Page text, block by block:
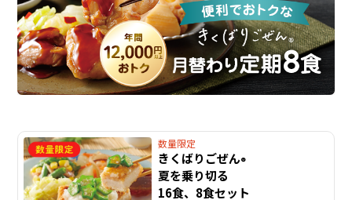
数量限定
きくばりごぜん®
夏を乗り切る
16食、8食セット